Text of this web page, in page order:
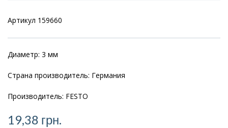
Артикул 159660
Диаметр: 3 мм
Страна производитель: Германия
Производитель: FESTO
19,38 грн.